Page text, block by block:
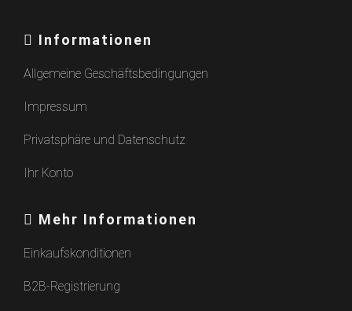
Informationen
Allgemeine Geschäftsbedingungen
Impressum
Privatsphäre und Datenschutz
Ihr Konto
Mehr Informationen
Einkaufskonditionen
B2B-Registrierung